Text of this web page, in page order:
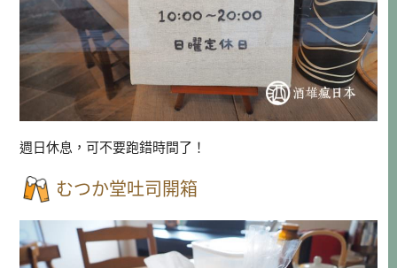
週日休息，可不要跑錯時間了！
むつか堂吐司開箱